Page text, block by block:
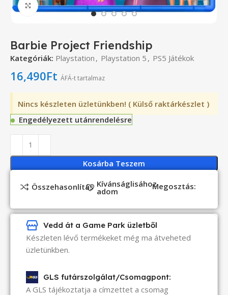
Click to enlarge
Barbie Project Friendship
Kategóriák: Playstation , Playstation 5 , PS5 Játékok
16,490Ft ÁFÁ-t tartalmaz
Nincs készleten üzletünkben! ( Külső raktárkészlet )
Engedélyezett utánrendelésre
Kosárba Teszem
Összehasonlítás Kívánságlisához
adom Megosztás:
Vedd át a Game Park üzletből
Készleten lévő termékeket még ma átveheted
üzletünkben.
GLS futárszolgálat/Csomagpont:
A GLS tájékoztatja a címzettet a csomag